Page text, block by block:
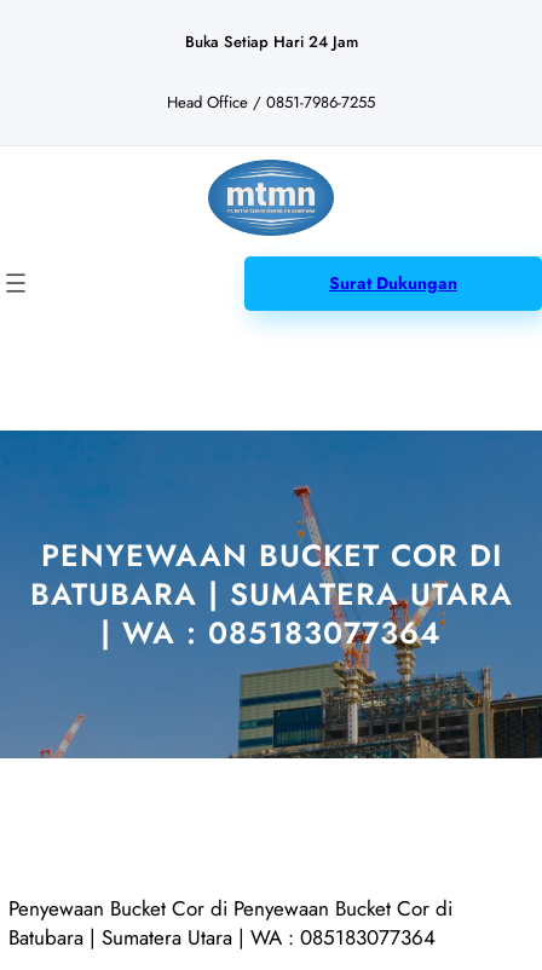
Buka Setiap Hari 24 Jam
Head Office / 0851-7986-7255
Surat Dukungan
PENYEWAAN BUCKET COR DI
BATUBARA | SUMATERA UTARA
| WA : 085183077364
Penyewaan Bucket Cor di Penyewaan Bucket Cor di
Batubara | Sumatera Utara | WA : 085183077364